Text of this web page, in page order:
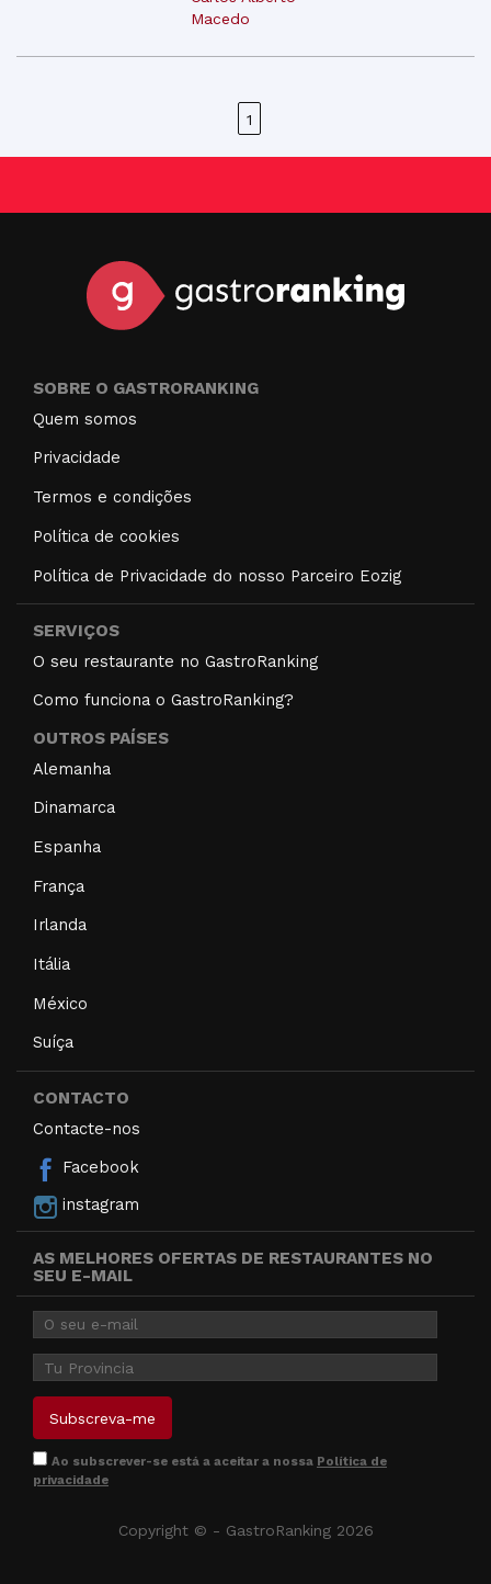
Macedo
1
SOBRE O GASTRORANKING
Quem somos
Privacidade
Termos e condições
Política de cookies
Política de Privacidade do nosso Parceiro Eozig
SERVIÇOS
O seu restaurante no GastroRanking
Como funciona o GastroRanking?
OUTROS PAÍSES
Alemanha
Dinamarca
Espanha
França
Irlanda
Itália
México
Suíça
CONTACTO
Contacte-nos
Facebook
instagram
AS MELHORES OFERTAS DE RESTAURANTES NO
SEU E-MAIL
Ao subscrever-se está a aceitar a nossa Política de
privacidade
Copyright © - GastroRanking 2026